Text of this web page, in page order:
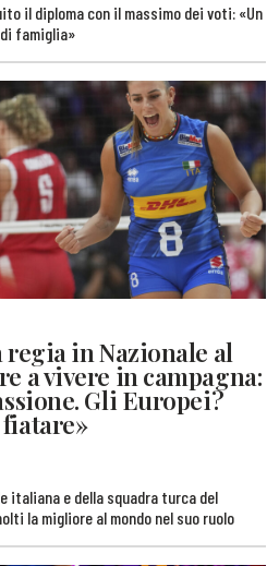
il diploma con il massimo dei voti: «Un
famiglia»
in Nazionale al
a vivere in campagna:
Gli Europei?
italiana e della squadra turca del
la migliore al mondo nel suo ruolo